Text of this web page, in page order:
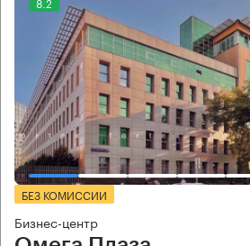
БЕЗ КОМИССИИ
Бизнес-центр